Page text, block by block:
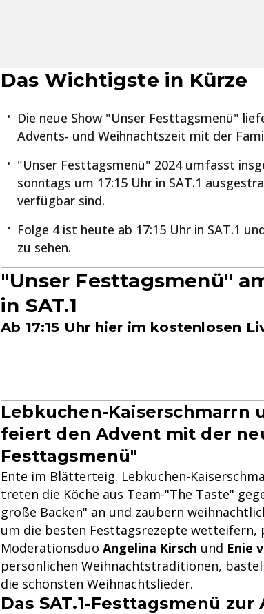
Das Wichtigste in Kürze
Die neue Show "Unser Festtagsmenü"
Advents- und Weihnachtszeit mit der
"Unser Festtagsmenü" 2024 umfasst
sonntags um 17:15 Uhr in SAT.1
verfügbar sind.
Folge 4 ist heute ab 17:15 Uhr in SAT.1
zu sehen.
"Unser Festtagsmenü"
in SAT.1
Ab 17:15 Uhr hier im kostenlosen
Lebkuchen-Kaiserschmarrn
feiert den Advent mit der
Festtagsmenü"
Ente im Blätterteig. Lebkuchen-
treten die Köche aus Team-"The Taste"
große Backen" an und zaubern
um die besten Festtagsrezepte
Moderationsduo Angelina Kirsch und Enie
persönlichen Weihnachtstraditionen,
die schönsten Weihnachtslieder.
Das SAT.1-Festtagsmenü